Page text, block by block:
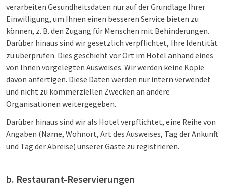
verarbeiten Gesundheitsdaten nur auf der Grundlage Ihrer
Einwilligung, um Ihnen einen besseren Service bieten zu
können, z. B. den Zugang für Menschen mit Behinderungen.
Darüber hinaus sind wir gesetzlich verpflichtet, Ihre Identität
zu überprüfen. Dies geschieht vor Ort im Hotel anhand eines
von Ihnen vorgelegten Ausweises. Wir werden keine Kopie
davon anfertigen. Diese Daten werden nur intern verwendet
und nicht zu kommerziellen Zwecken an andere
Organisationen weitergegeben.
Darüber hinaus sind wir als Hotel verpflichtet, eine Reihe von
Angaben (Name, Wohnort, Art des Ausweises, Tag der Ankunft
und Tag der Abreise) unserer Gäste zu registrieren.
b. Restaurant-Reservierungen